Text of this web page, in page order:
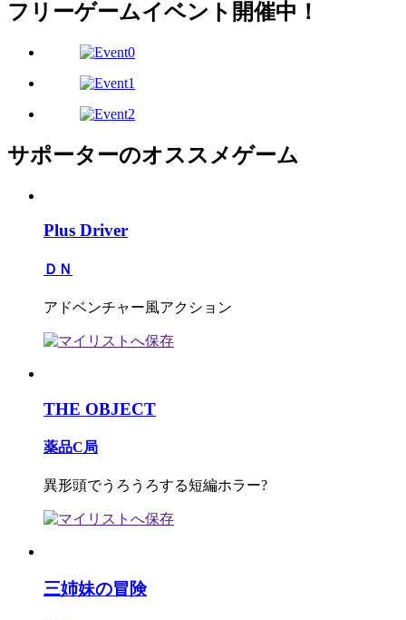
フリーゲームイベント開催中！
サポーターのオススメゲーム
Plus Driver
ＤＮ
アドベンチャー風アクション
THE OBJECT
薬品C局
異形頭でうろうろする短編ホラー?
三姉妹の冒険